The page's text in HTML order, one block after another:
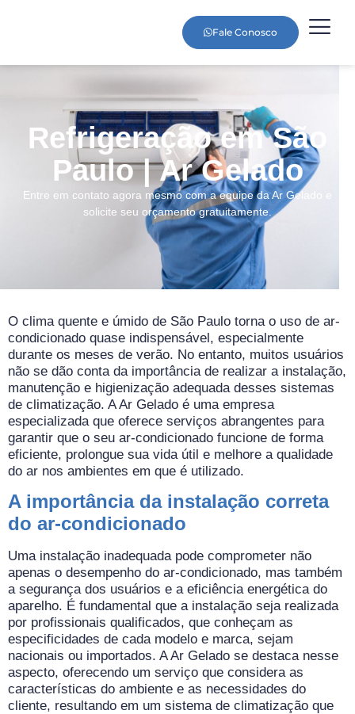
Fale Conosco
Refrigeração em São
Paulo | Ar Gelado
Entre em contato agora mesmo com a equipe da Ar Gelado e
solicite seu orçamento gratuitamente.
O clima quente e úmido de São Paulo torna o uso de ar-
condicionado quase indispensável, especialmente
durante os meses de verão. No entanto, muitos usuários
não se dão conta da importância de realizar a instalação,
manutenção e higienização adequada desses sistemas
de climatização. A Ar Gelado é uma empresa
especializada que oferece serviços abrangentes para
garantir que o seu ar-condicionado funcione de forma
eficiente, prolongue sua vida útil e melhore a qualidade
do ar nos ambientes em que é utilizado.
A importância da instalação correta
do ar-condicionado
Uma instalação inadequada pode comprometer não
apenas o desempenho do ar-condicionado, mas também
a segurança dos usuários e a eficiência energética do
aparelho. É fundamental que a instalação seja realizada
por profissionais qualificados, que conheçam as
especificidades de cada modelo e marca, sejam
nacionais ou importados. A Ar Gelado se destaca nesse
aspecto, oferecendo um serviço que considera as
características do ambiente e as necessidades do
cliente, resultando em um sistema de climatização que